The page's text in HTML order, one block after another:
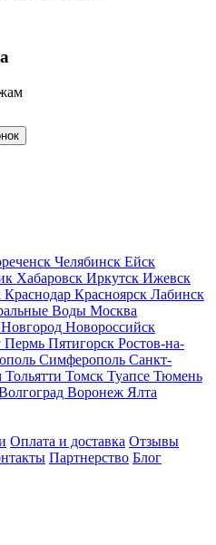
Челябинск Ейск
Хабаровск Иркутск Ижевск
Краснодар Красноярск Лабинск
Воды Москва
Новороссийск
Пермь Пятигорск Ростов-на-
Симферополь Санкт-
Тольятти Томск Туапсе Тюмень
Воронеж Ялта
Оплата и доставка Отзывы
Партнерство Блог